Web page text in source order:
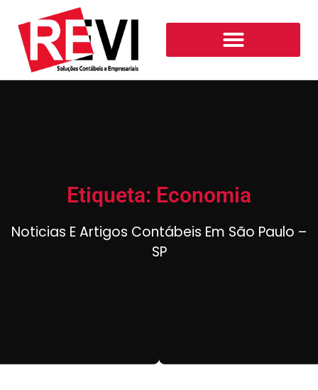
Etiqueta: Economia
Noticias E Artigos Contábeis Em São Paulo –
SP